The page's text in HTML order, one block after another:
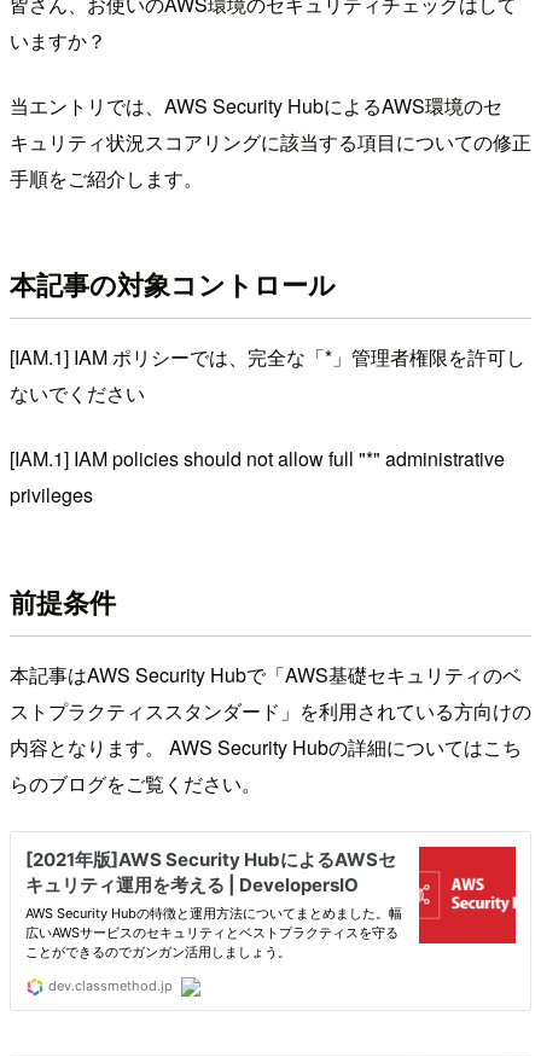
いますか？
当エントリでは、AWS Security HubによるAWS環境のセ
キュリティ状況スコアリングに該当する項目についての修正
手順をご紹介します。
本記事の対象コントロール
[IAM.1] IAM ポリシーでは、完全な「*」管理者権限を許可し
ないでください
[IAM.1] IAM policies should not allow full "*" administrative
privileges
前提条件
本記事はAWS Security Hubで「AWS基礎セキュリティのベ
ストプラクティススタンダード」を利用されている方向けの
内容となります。 AWS Security Hubの詳細についてはこち
らのブログをご覧ください。